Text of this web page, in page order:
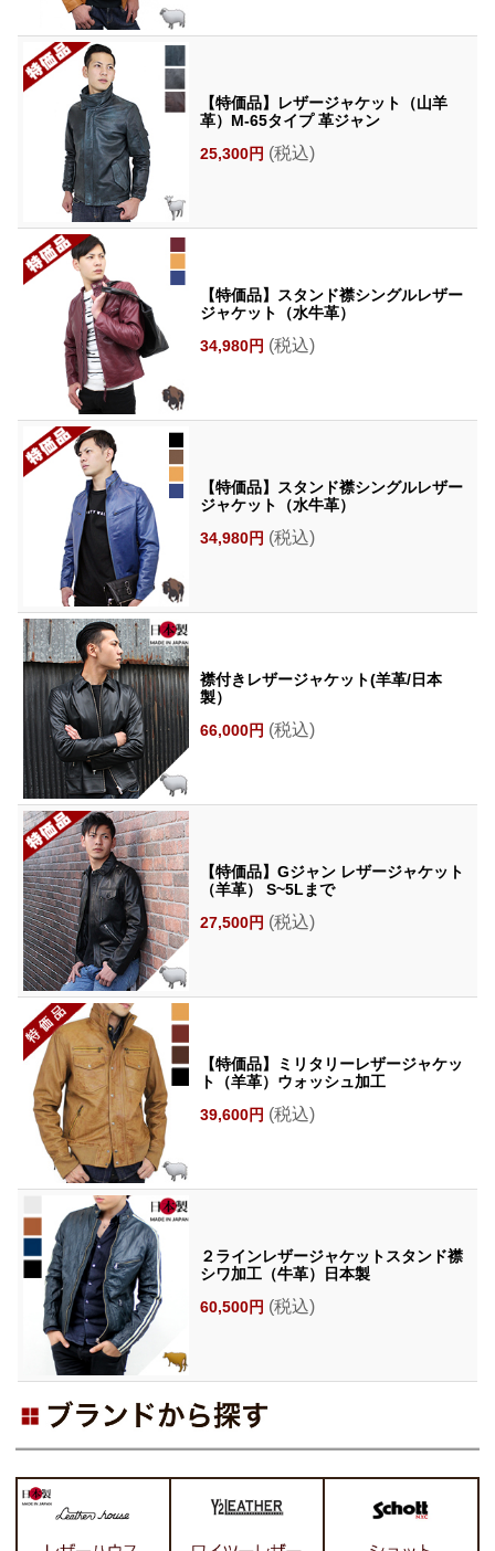
【特価品】レザージャケット（山羊
革）M-65タイプ 革ジャン
25,300円 (税込)
【特価品】スタンド襟シングルレザー
ジャケット（水牛革）
34,980円 (税込)
【特価品】スタンド襟シングルレザー
ジャケット（水牛革）
34,980円 (税込)
襟付きレザージャケット(羊革/日本
製）
66,000円 (税込)
【特価品】Gジャン レザージャケット
（羊革） S~5Lまで
27,500円 (税込)
【特価品】ミリタリーレザージャケッ
ト（羊革）ウォッシュ加工
39,600円 (税込)
２ラインレザージャケットスタンド襟
シワ加工（牛革）日本製
60,500円 (税込)